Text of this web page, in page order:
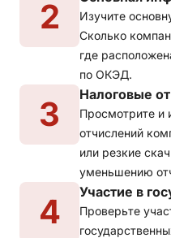
2
Изучите
Сколько
где
по ОКЭД.
3 Налоговые
Просмотрите и
отчислений
или резкие
уменьшению
4 Участие в
Проверьте